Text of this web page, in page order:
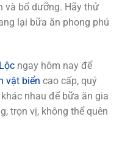
và bổ dưỡng. Hãy thử
lại bữa ăn phong phú
ngay hôm nay để
vật biển cao cấp, quý
nhau để bữa ăn gia
trọn vị, không thể quên